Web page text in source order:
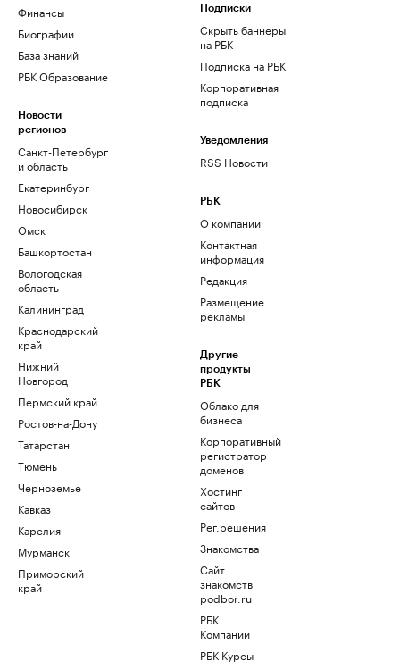
Финансы
Биографии
База знаний
РБК Образование
Новости
регионов
Санкт-Петербург
и область
Екатеринбург
Новосибирск
Омск
Башкортостан
Вологодская
область
Калининград
Краснодарский
край
Нижний
Новгород
Пермский край
Ростов-на-Дону
Татарстан
Тюмень
Черноземье
Кавказ
Карелия
Мурманск
Приморский
край
Подписки
Скрыть баннеры
на РБК
Подписка на РБК
Корпоративная
подписка
Уведомления
RSS Новости
РБК
О компании
Контактная
информация
Редакция
Размещение
рекламы
Другие
продукты
РБК
Облако для
бизнеса
Корпоративный
регистратор
доменов
Хостинг
сайтов
Рег.решения
Знакомства
Сайт
знакомств
podbor.ru
РБК
Компании
РБК Курсы